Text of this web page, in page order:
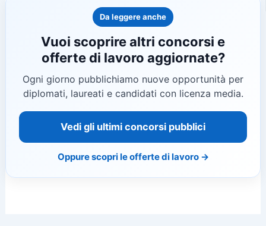
Da leggere anche
Vuoi scoprire altri concorsi e
offerte di lavoro aggiornate?
Ogni giorno pubblichiamo nuove opportunità per
diplomati, laureati e candidati con licenza media.
Vedi gli ultimi concorsi pubblici
Oppure scopri le offerte di lavoro →